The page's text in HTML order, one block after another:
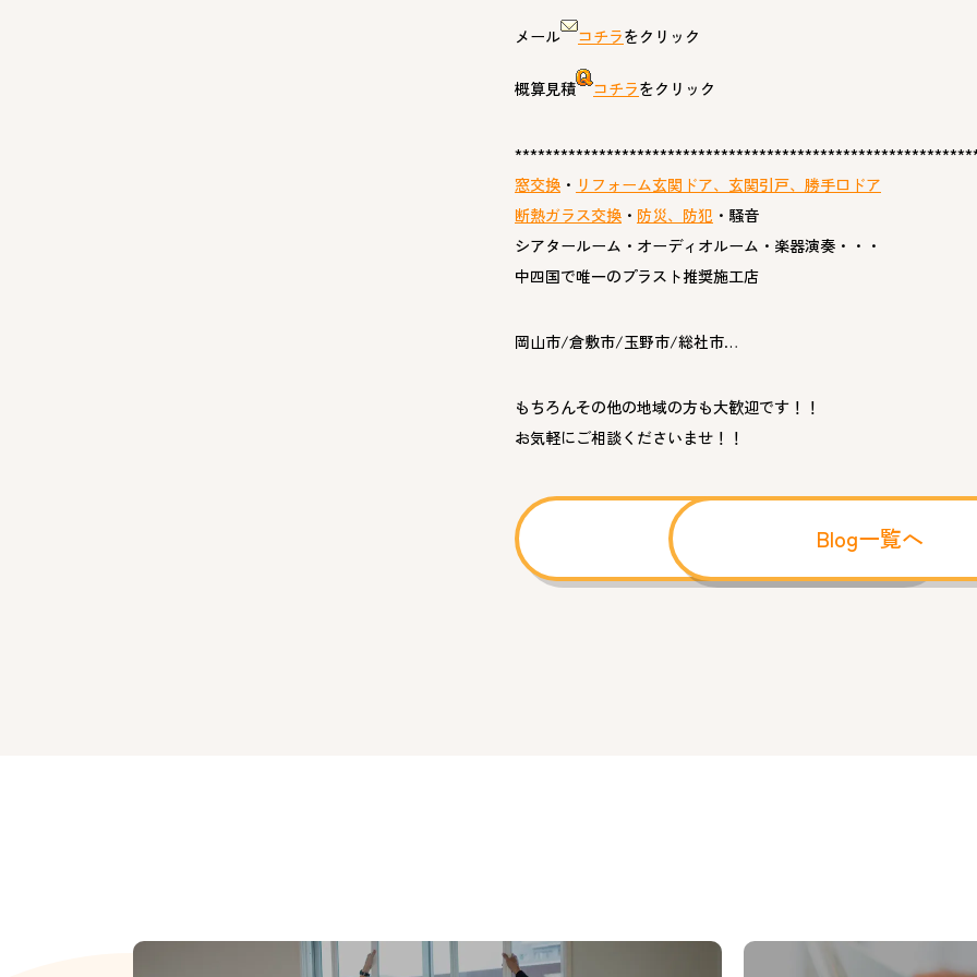
メール コチラをクリック
概算見積 コチラをクリック
窓交換 ・ リフォーム玄関ドア、玄関引戸、勝手口ドア
断熱ガラス交換 ・ 防災、防犯 ・騒音
シアタールーム・オーディオルーム・楽器演奏・・・
中四国で唯一のプラスト推奨施工店
岡山市/倉敷市/玉野市/総社市…
もちろんその他の地域の方も大歓迎です！！
お気軽にご相談くださいませ！！
Blog一覧へ